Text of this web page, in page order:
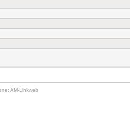
AM-Linkweb